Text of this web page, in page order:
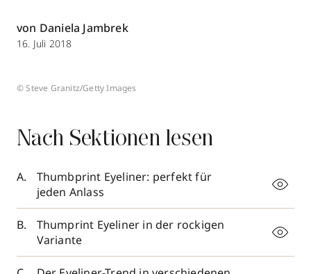
von Daniela Jambrek
16. Juli 2018
© Steve Granitz/Getty Images
Nach Sektionen lesen
Thumbprint Eyeliner: perfekt für
jeden Anlass
Thumprint Eyeliner in der rockigen
Variante